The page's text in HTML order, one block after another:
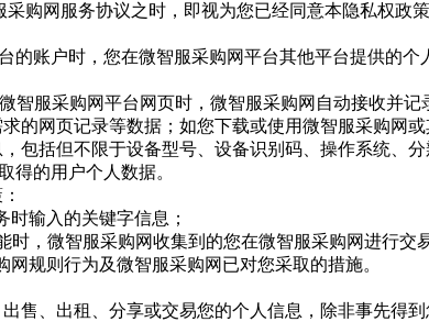
购网服务协议之时，即视为您已经同意本隐私权政
的账户时，您在微智服采购网平台其他平台提供的
智服采购网平台网页时，微智服采购网自动接收并
的网页记录等数据；如您下载或使用微智服采购网
包括但不限于设备型号、设备识别码、操作系统、分
得的用户个人数据。
输入的关键字信息；
，微智服采购网收集到的您在微智服采购网进行交
规则行为及微智服采购网已对您采取的措施。
售、出租、分享或交易您的个人信息，除非事先